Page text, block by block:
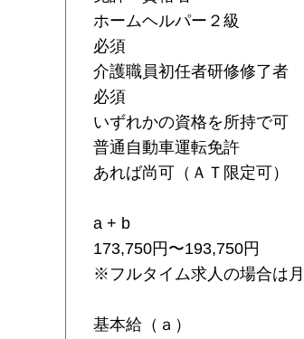
ホームヘルパー２級
必須
介護職員初任者研修修了者
必須
いずれかの資格を所持で可
普通自動車運転免許
あれば尚可（ＡＴ限定可）
a + b
173,750円〜193,750円
※フルタイム求人の場合は
基本給（ａ）